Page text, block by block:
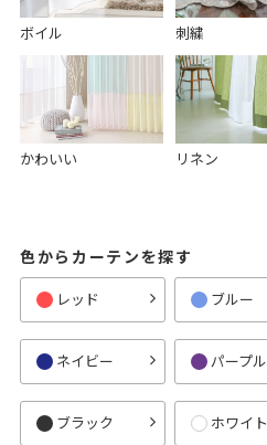
ボイル 刺繍
かわいい リネン
色からカーテンを探す
レッド ブルー
ネイビー パープル
ブラック ホワイト